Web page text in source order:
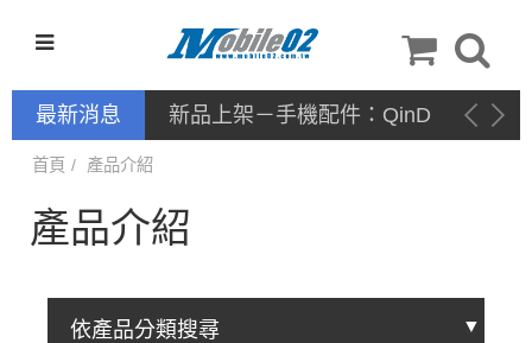
最新消息 新品上架－手機配件：QinD
首頁 產品介紹
產品介紹